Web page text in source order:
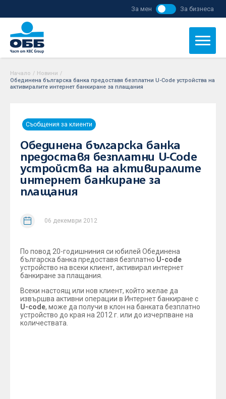
За мен За бизнеса
Начало / Новини /
Обединена българска банка предоставя безплатни U-Code устройства на
активиралите интернет банкиране за плащания
Съобщения за клиенти
Обединена българска банка
предоставя безплатни U-Code
устройства на активиралите
интернет банкиране за
плащания
06 декември 2012
По повод 20-годишниния си юбилей Обединена
българска банка предоставя безплатно U-code
устройство на всеки клиент, активирал интернет
банкиране за плащания.
Всеки настоящ или нов клиент, който желае да
извършва активни операции в Интернет банкиране с
U-code, може да получи в клон на банката безплатно
устройство до края на 2012 г. или до изчерпване на
количествата.